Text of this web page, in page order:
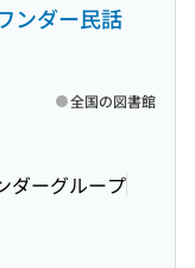
ンダー民話
ダーグループ
全国の図書館